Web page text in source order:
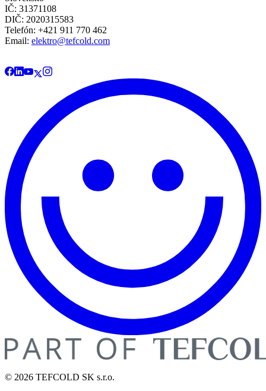
IČ: 31371108
DIČ: 2020315583
Telefón: +421 911 770 462
Email: elektro@tefcold.com
© 2026 TEFCOLD SK s.r.o.